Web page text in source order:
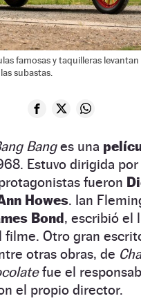
famosas y taquilleras
subastas.
Banges una
Estuvo dirigida por
fueron
Howes. Ian
Bond, escribió el
filme. Otro gran
otras obras, de
fue el
el propio director.